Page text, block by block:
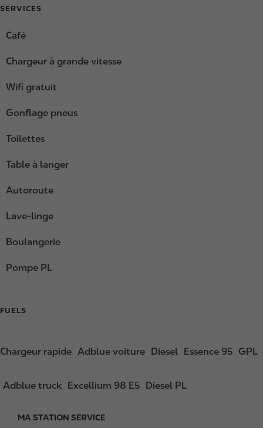
SERVICES
Café
Chargeur à grande vitesse
Wifi gratuit
Gonflage pneus
Toilettes
Table à langer
Autoroute
Lave-linge
Boulangerie
Pompe PL
FUELS
Chargeur rapide Adblue voiture Diesel Essence 95 GPL
Adblue truck Excellium 98 E5 Diesel PL
F
MA STATION SERVICE